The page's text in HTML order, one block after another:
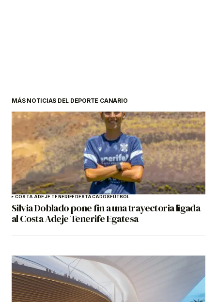
MÁS NOTICIAS DEL DEPORTE CANARIO
COSTA ADEJE TENERIFEDESTACADOSFÚTBOL
Silvia Doblado pone fin a una trayectoria ligada
al Costa Adeje Tenerife Egatesa